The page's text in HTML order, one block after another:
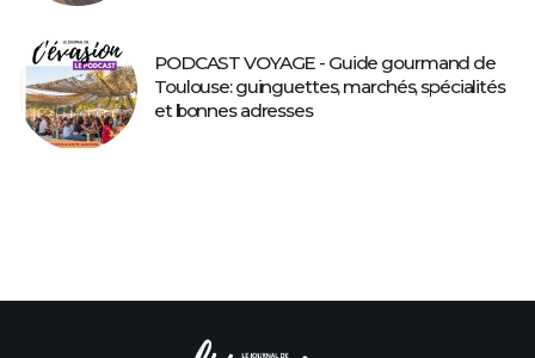
PODCAST VOYAGE - Guide gourmand de
Toulouse: guinguettes, marchés, spécialités
et bonnes adresses